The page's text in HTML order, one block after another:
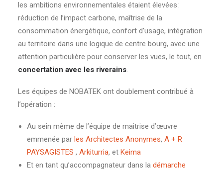
les ambitions environnementales étaient élevées :
réduction de l’impact carbone, maîtrise de la
consommation énergétique, confort d’usage, intégration
au territoire dans une logique de centre bourg, avec une
attention particulière pour conserver les vues, le tout, en
concertation avec les riverains.
Les équipes de NOBATEK ont doublement contribué à
l’opération :
Au sein même de l’équipe de maitrise d’œuvre
emmenée par les Architectes Anonymes, A + R
PAYSAGISTES , Arkiturria, et Keima
Et en tant qu’accompagnateur dans la démarche